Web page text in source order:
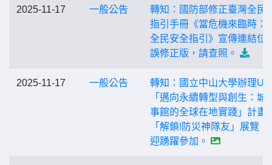
2025-11-17 一般公告
轉知：國防部修正臺灣全民
指引手冊《當危機來臨時：
全民安全指引》宣傳連結位
誤修正版，請查照。
2025-11-17 一般公告
轉知：國立中山大學辦理
「邁向永續轉型與創生：城
事館的全球在地實踐」計畫
「解鎖!防災神隊友」展覽，
迎踴躍參加。